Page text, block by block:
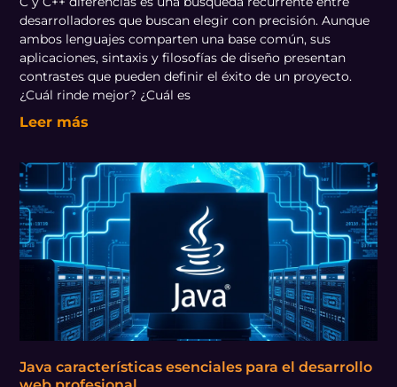
desarrolladores que buscan elegir con precisión. Aunque
ambos lenguajes comparten una base común, sus
aplicaciones, sintaxis y filosofías de diseño presentan
contrastes que pueden definir el éxito de un proyecto.
¿Cuál rinde mejor? ¿Cuál es
Leer más
Java características esenciales para el desarrollo